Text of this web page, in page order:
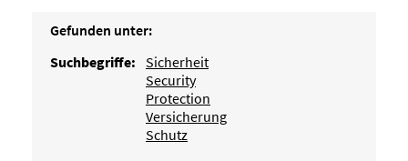
Gefunden unter:
Suchbegriffe: Sicherheit
Security
Protection
Versicherung
Schutz